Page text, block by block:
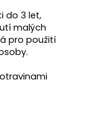
do 3 let,
malých
pro použití